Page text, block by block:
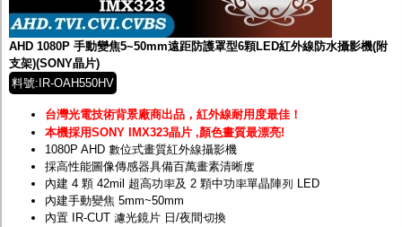
AHD 1080P 手動變焦5~50mm遠距防護罩型6顆LED紅外線防水攝影機(附
支架)(SONY晶片)
料號:IR-OAH550HV
台灣光電技術背景廠商出品，紅外線耐用度最佳！
本機採用SONY IMX323晶片 ,顏色畫質最漂亮!
1080P AHD 數位式畫質紅外線攝影機
採高性能圖像傳感器具備百萬畫素清晰度
內建 4 顆 42mil 超高功率及 2 顆中功率單晶陣列 LED
內建手動變焦 5mm~50mm
內置 IR-CUT 濾光鏡片 日/夜間切換